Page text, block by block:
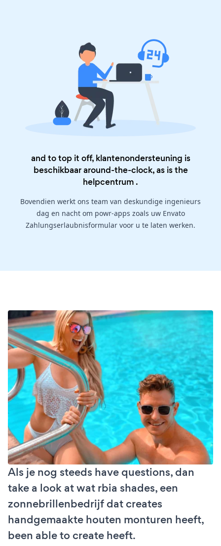
and to top it off, klantenondersteuning is
beschikbaar around-the-clock, as is the
helpcentrum .
Bovendien werkt ons team van deskundige ingenieurs
dag en nacht om powr-apps zoals uw Envato
Zahlungserlaubnisformular voor u te laten werken.
Als je nog steeds have questions, dan
take a look at wat rbia shades, een
zonnebrillenbedrijf dat creates
handgemaakte houten monturen heeft,
been able to create heeft.